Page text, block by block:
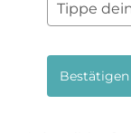
Bestätigen